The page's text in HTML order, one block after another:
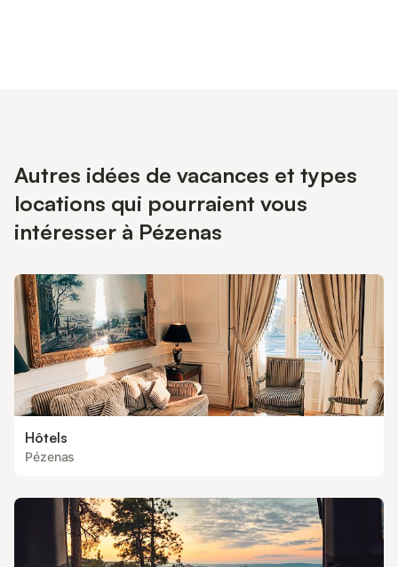
Autres idées de vacances et types
locations qui pourraient vous
intéresser à Pézenas
Hôtels
Pézenas